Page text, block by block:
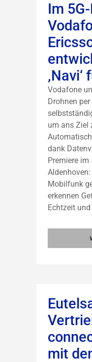
Im
Vodafone
Drohnen
um ans Ziel
dank
Premiere
Mobilfunk
erkennen
Echtzeit
mit